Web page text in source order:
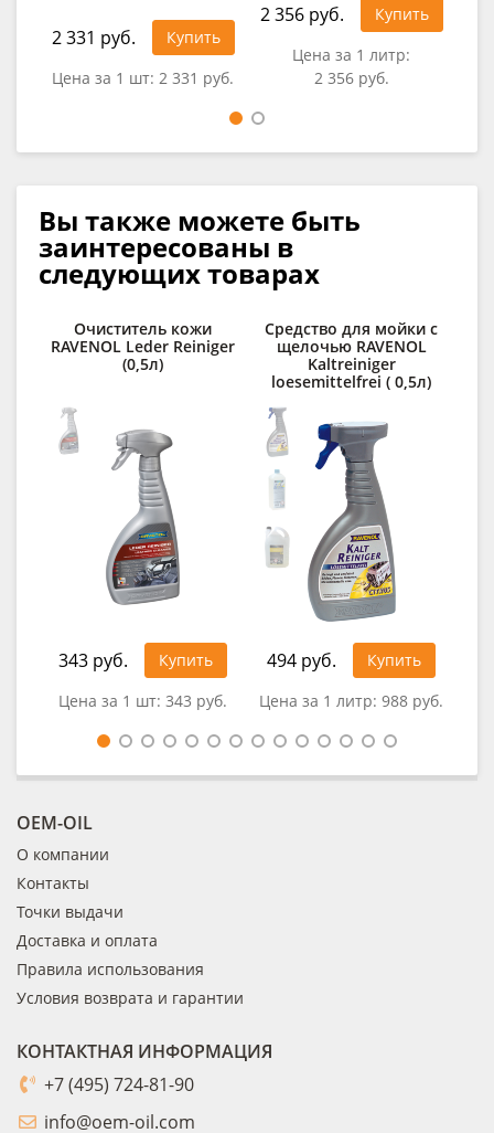
2 331 руб.
Купить
Цена за 1 шт: 2 331 руб.
2 356 руб.
Купить
Цена за 1 литр:
2 356 руб.
Вы также можете быть
заинтересованы в
следующих товарах
Очиститель кожи
RAVENOL Leder Reiniger
(0,5л)
343 руб.
Купить
Цена за 1 шт: 343 руб.
Средство для мойки с
щелочью RAVENOL
Kaltreiniger
loesemittelfrei ( 0,5л)
494 руб.
Купить
Цена за 1 литр: 988 руб.
OEM-OIL
О компании
Контакты
Точки выдачи
Доставка и оплата
Правила использования
Условия возврата и гарантии
КОНТАКТНАЯ ИНФОРМАЦИЯ
+7 (495) 724-81-90
info@oem-oil.com